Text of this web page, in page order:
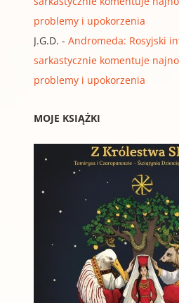
problemy i upokorzenia
J.G.D. - Andromeda: Rosyjski
sarkastycznie komentuje
problemy i upokorzenia
MOJE KSIĄŻKI